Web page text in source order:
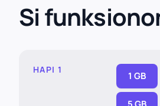
Si
HAPI 1
1 GB